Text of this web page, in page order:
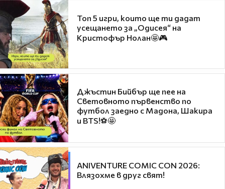
Топ 5 игри, които ще ти дадат
усещането за „Одисея“ на
Кристофър Нолан🤩🎮
Джъстин Бийбър ще пее на
Световното първенство по
футбол заедно с Мадона, Шакира
и BTS!⚽🤩
ANIVENTURE COMIC CON 2026:
Влязохме в друг свят!